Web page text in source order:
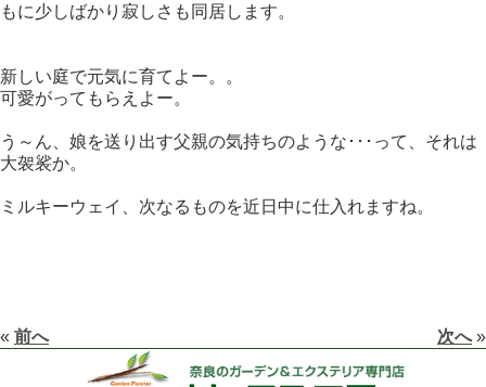
もに少しばかり寂しさも同居します。
新しい庭で元気に育てよー。。
可愛がってもらえよー。
う～ん、娘を送り出す父親の気持ちのような･･･って、それは
大袈裟か。
ミルキーウェイ、次なるものを近日中に仕入れますね。
« 前へ 次へ»